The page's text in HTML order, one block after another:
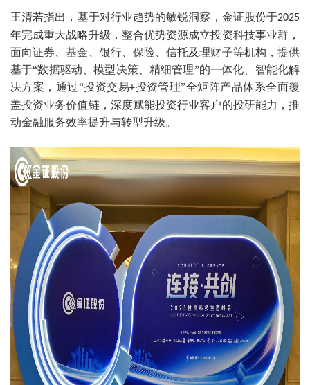
王清若指出，基于对行业趋势的敏锐洞察，金证股份于2025
年完成重大战略升级，整合优势资源成立投资科技事业群，
面向证券、基金、银行、保险、信托及理财子等机构，提供
基于“数据驱动、模型决策、精细管理”的一体化、智能化解
决方案，通过“投资交易+投资管理”全矩阵产品体系全面覆
盖投资业务价值链，深度赋能投资行业客户的投研能力，推
动金融服务效率提升与转型升级。